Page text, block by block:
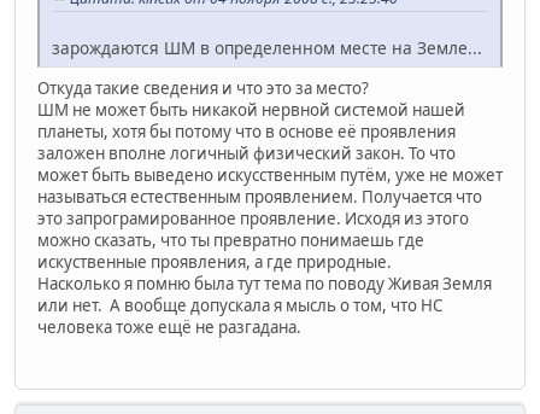
зарождаются ШМ в определенном месте на Земле...
Откуда такие сведения и что это за место?
ШМ не может быть никакой нервной системой нашей
планеты, хотя бы потому что в основе её проявления
заложен вполне логичный физический закон. То что
может быть выведено искусственным путём, уже не может
называться естественным проявлением. Получается что
это запрограмированное проявление. Исходя из этого
можно сказать, что ты превратно понимаешь где
искуственные проявления, а где природные.
Насколько я помню была тут тема по поводу Живая Земля
или нет. А вообще допускала я мысль о том, что НС
человека тоже ещё не разгадана.